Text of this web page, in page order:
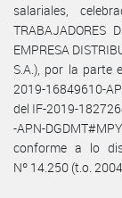
salariales,
EMPRESA
S.A.), por la parte
2019-16849610-
del IF-2019-
-APN-
conforme a lo
Nº 14.250 (t.o.